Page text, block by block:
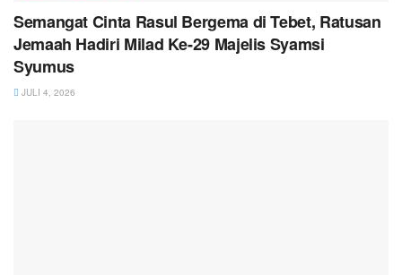
Semangat Cinta Rasul Bergema di Tebet, Ratusan
Jemaah Hadiri Milad Ke-29 Majelis Syamsi
Syumus
JULI 4, 2026